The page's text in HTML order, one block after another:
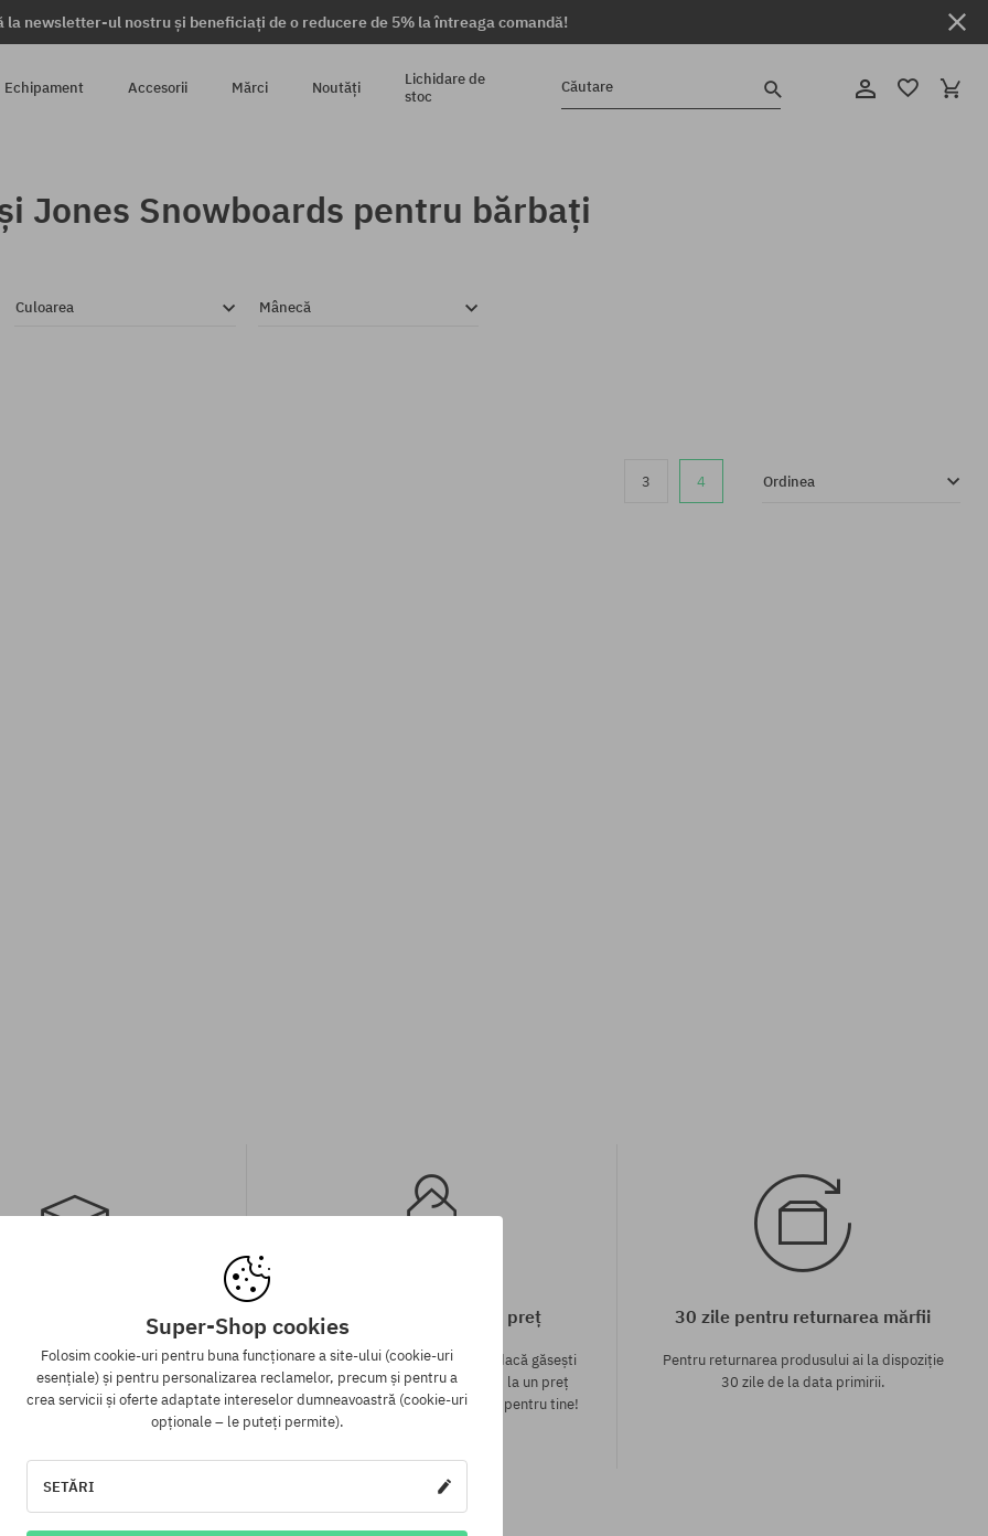
la newsletter-ul nostru și beneficiați de o reducere de 5% la întreaga comandă!
Echipament Accesorii Mărci Noutăți
Lichidare de
stoc
Căutare
Jones Snowboards pentru bărbați
Culoarea Mânecă
3 4 Ordinea
de la 313 RON
expedierea comenzii prin
toate comenzile, ale căror
mai mare de 313 lei, indiferent
de plată aleasă.
Garanția celui mai mic preț
Avem cele mai bune prețuri, dar dacă găsești
același produs într-un alt e-shop la un preț
mai mic - reducem prețul, special pentru tine!
30 zile pentru returnarea mărfii
Pentru returnarea produsului ai la dispoziție
30 zile de la data primirii.
Super-Shop cookies
Folosim cookie-uri pentru buna funcționare a site-ului (cookie-uri
esențiale) și pentru personalizarea reclamelor, precum și pentru a
crea servicii și oferte adaptate intereselor dumneavoastră (cookie-uri
opționale – le puteți permite).
SETĂRI